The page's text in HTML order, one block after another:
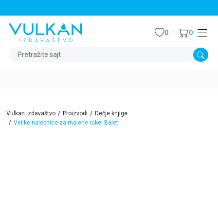
Pretražite sajt
0 0
Vulkan izdavaštvo Proizvodi
Dečje knjige
Velike nalepnice za malene ruke: Balet